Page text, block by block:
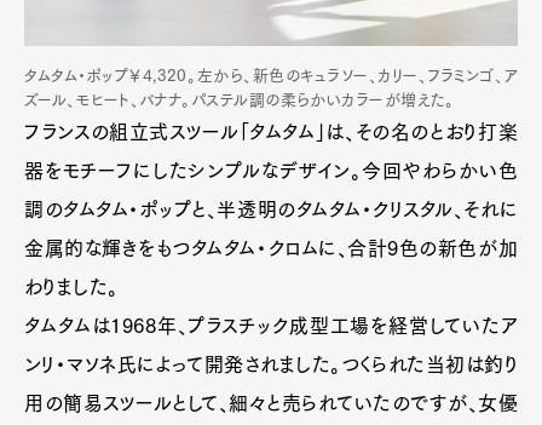
タムタム・ポップ￥4,320。左から、新色のキュラソー、カリー、フラミンゴ、ア
ズール、モヒート、バナナ。パステル調の柔らかいカラーが増えた。
フランスの組立式スツール「タムタム」は、その名のとおり打楽
器をモチーフにしたシンプルなデザイン。今回やわらかい色
調のタムタム・ポップと、半透明のタムタム・クリスタル、それに
金属的な輝きをもつタムタム・クロムに、合計9色の新色が加
わりました。
タムタムは1968年、プラスチック成型工場を経営していたア
ンリ・マソネ氏によって開発されました。つくられた当初は釣り
用の簡易スツールとして、細々と売られていたのですが、女優